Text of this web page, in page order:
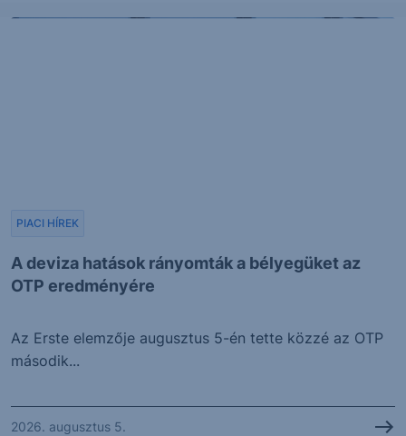
A deviza hatások rányomták a bélyegüket az
OTP eredményére
PIACI HÍREK
Az Erste elemzője augusztus 5-én tette közzé az OTP
második...
2026. augusztus 5.